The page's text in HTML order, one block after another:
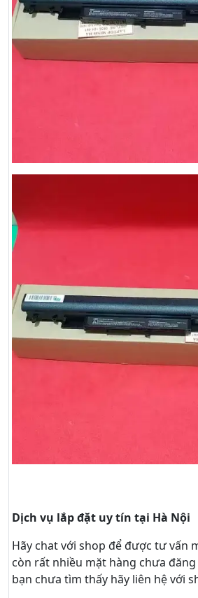
Dịch vụ lắp đặt uy tín tại Hà Nội
Hãy chatvới shop để được tư vấn
còn rất nhiều mặt hàng chưa
bạn chưa tìm thấy hãy liên hệ với